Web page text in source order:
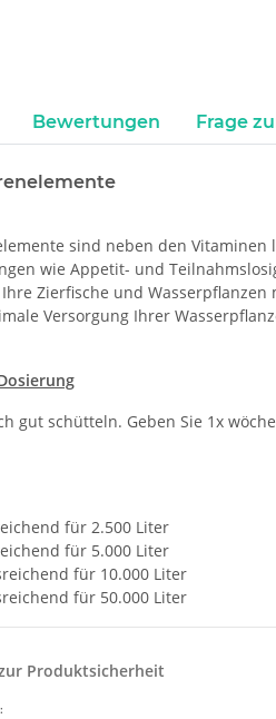
Bewertungen Frage
sind neben den
wie Appetit- und
Zierfische und
Versorgung Ihrer
gut schütteln. Geben Sie 1x
für 2.500 Liter
für 5.000 Liter
für 10.000 Liter
für 50.000 Liter
Produktsicherheit